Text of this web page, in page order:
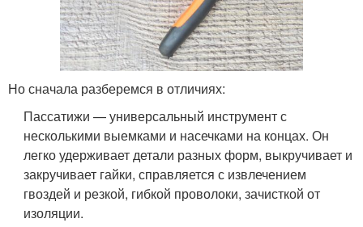
Но сначала разберемся в отличиях:
Пассатижи — универсальный инструмент с
несколькими выемками и насечками на концах. Он
легко удерживает детали разных форм, выкручивает и
закручивает гайки, справляется с извлечением
гвоздей и резкой, гибкой проволоки, зачисткой от
изоляции.